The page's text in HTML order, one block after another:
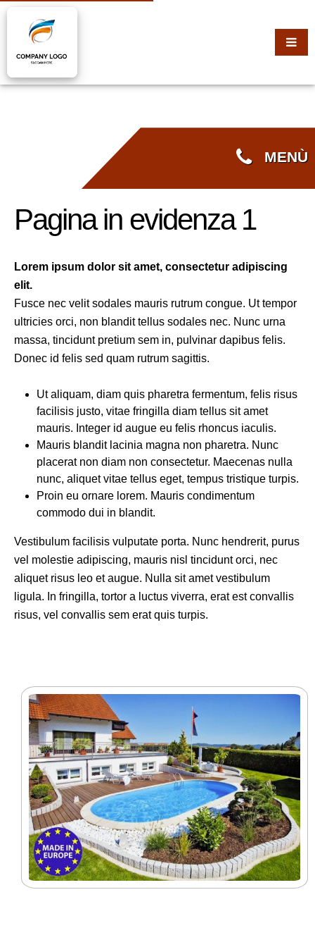
MENÙ
Pagina in evidenza 1
Lorem ipsum dolor sit amet, consectetur adipiscing
elit.
Fusce nec velit sodales mauris rutrum congue. Ut tempor
ultricies orci, non blandit tellus sodales nec. Nunc urna
massa, tincidunt pretium sem in, pulvinar dapibus felis.
Donec id felis sed quam rutrum sagittis.
Ut aliquam, diam quis pharetra fermentum, felis risus
facilisis justo, vitae fringilla diam tellus sit amet
mauris. Integer id augue eu felis rhoncus iaculis.
Mauris blandit lacinia magna non pharetra. Nunc
placerat non diam non consectetur. Maecenas nulla
nunc, aliquet vitae tellus eget, tempus tristique turpis.
Proin eu ornare lorem. Mauris condimentum
commodo dui in blandit.
Vestibulum facilisis vulputate porta. Nunc hendrerit, purus
vel molestie adipiscing, mauris nisl tincidunt orci, nec
aliquet risus leo et augue. Nulla sit amet vestibulum
ligula. In fringilla, tortor a luctus viverra, erat est convallis
risus, vel convallis sem erat quis turpis.